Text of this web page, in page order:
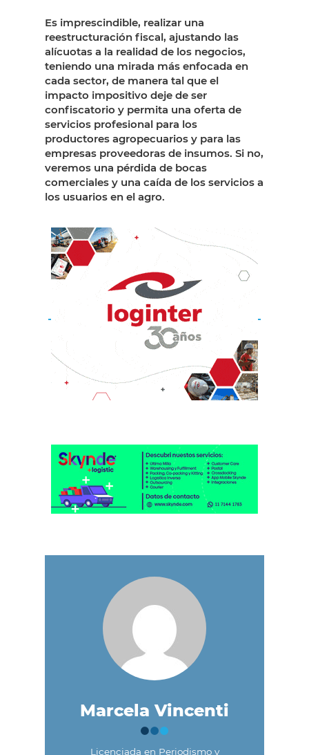
Es imprescindible, realizar una
reestructuración fiscal, ajustando las
alícuotas a la realidad de los negocios,
teniendo una mirada más enfocada en
cada sector, de manera tal que el
impacto impositivo deje de ser
confiscatorio y permita una oferta de
servicios profesional para los
productores agropecuarios y para las
empresas proveedoras de insumos. Si no,
veremos una pérdida de bocas
comerciales y una caída de los servicios a
los usuarios en el agro.
Marcela Vincenti
Licenciada en Periodismo y